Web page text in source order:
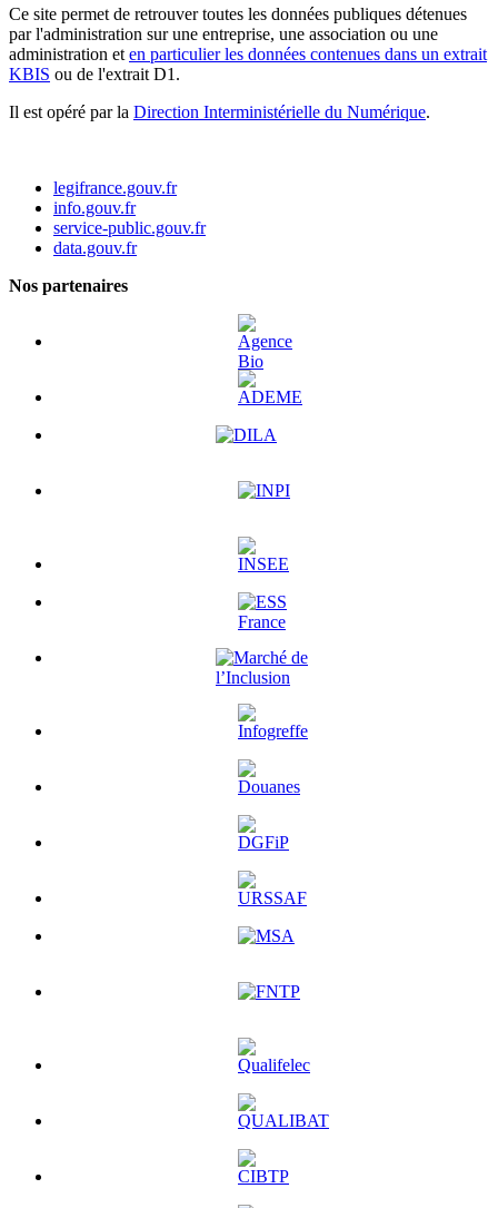
Ce site permet de retrouver toutes les données publiques détenues
par l'administration sur une entreprise, une association ou une
administration et en particulier les données contenues dans un extrait
KBIS ou de l'extrait D1.
Il est opéré par la Direction Interministérielle du Numérique.
legifrance.gouv.fr
info.gouv.fr
service-public.gouv.fr
data.gouv.fr
Nos partenaires